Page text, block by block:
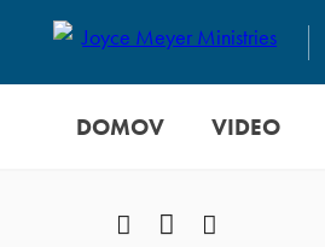
DOMOV VIDEO
FacebookYouTube